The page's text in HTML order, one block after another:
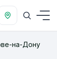
на-Дону